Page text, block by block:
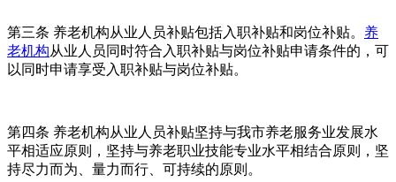
第三条 养老机构从业人员补贴包括入职补贴和岗位补贴。 养
老机构从业人员同时符合入职补贴与岗位补贴申请条件的，可
以同时申请享受入职补贴与岗位补贴。
第四条 养老机构从业人员补贴坚持与我市养老服务业发展水
平相适应原则，坚持与养老职业技能专业水平相结合原则，坚
持尽力而为、量力而行、可持续的原则。